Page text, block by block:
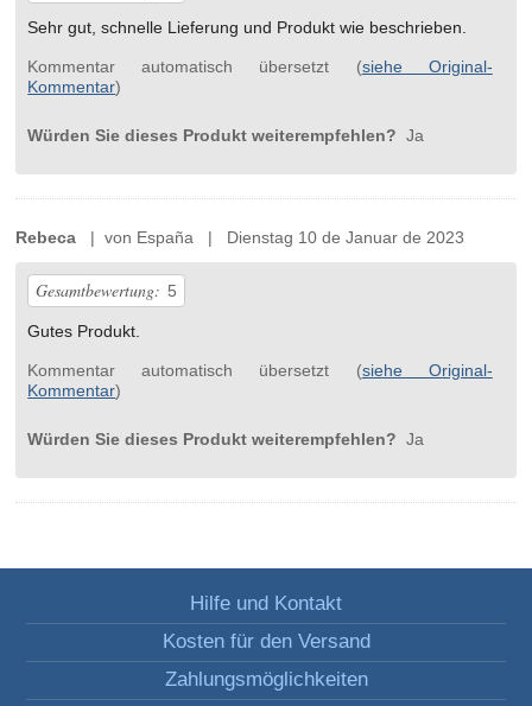
Sehr gut, schnelle Lieferung und Produkt wie beschrieben.
Kommentar automatisch übersetzt (siehe Original-
Kommentar)
Würden Sie dieses Produkt weiterempfehlen? Ja
Rebeca | von España | Dienstag 10 de Januar de 2023
Gesamtbewertung: 5
Gutes Produkt.
Kommentar automatisch übersetzt (siehe Original-
Kommentar)
Würden Sie dieses Produkt weiterempfehlen? Ja
Hilfe und Kontakt
Kosten für den Versand
Zahlungsmöglichkeiten